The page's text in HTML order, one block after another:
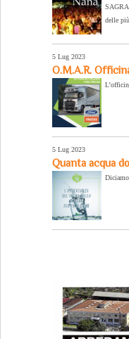
delle
5 Lug 2023
O.M.A.R.
5 Lug 2023
Quanta acqua